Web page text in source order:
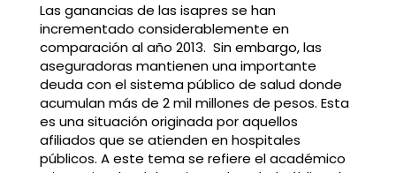
Las ganancias de las isapres se han
incrementado considerablemente en
comparación al año 2013. Sin embargo, las
aseguradoras mantienen una importante
deuda con el sistema público de salud donde
acumulan más de 2 mil millones de pesos. Esta
es una situación originada por aquellos
afiliados que se atienden en hospitales
públicos. A este tema se refiere el académico